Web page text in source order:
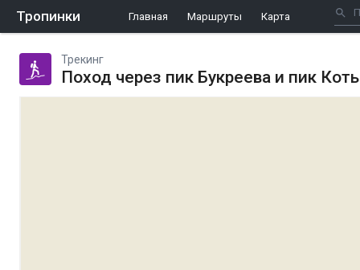
Тропинки Главная Маршруты Карта
Трекинг
Поход через пик Букреева и пик